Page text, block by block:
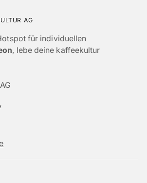
AG
für individuellen
, lebe deine kaffeekultur